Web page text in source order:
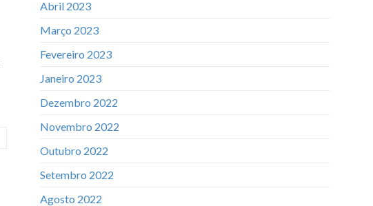
Abril 2023
Março 2023
Fevereiro 2023
Janeiro 2023
Dezembro 2022
Novembro 2022
Outubro 2022
Setembro 2022
Agosto 2022